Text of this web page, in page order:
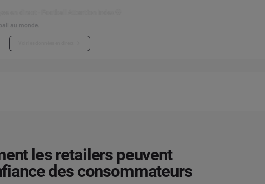
au monde.
les retailers peuvent
des consommateurs